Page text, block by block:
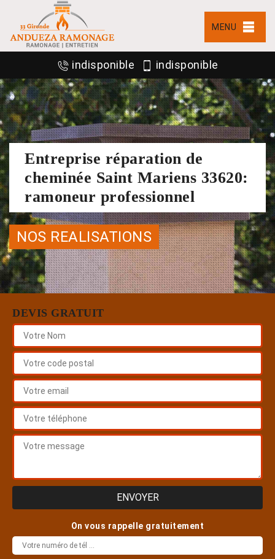
MENU
indisponible indisponible
Entreprise réparation de
cheminée Saint Mariens 33620:
ramoneur professionnel
NOS REALISATIONS
DEVIS GRATUIT
On vous rappelle gratuitement